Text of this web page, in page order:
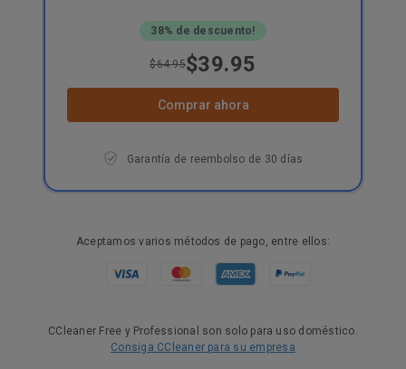
38% de descuento!
$64.95$39.95
Comprar ahora
Garantía de reembolso de 30 días
Aceptamos varios métodos de pago, entre ellos:
CCleaner Free y Professional son solo para uso doméstico.
Consiga CCleaner para su empresa